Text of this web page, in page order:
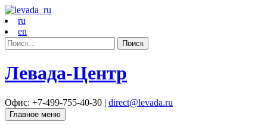
ru
en
Найти:
Левада-Центр
Офис: +7-499-755-40-30 | direct@levada.ru
Главное меню